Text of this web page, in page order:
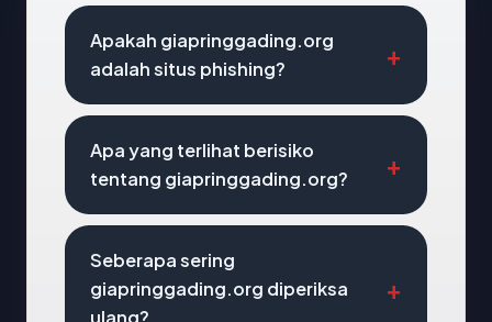
Apakah giapringgading.org
adalah situs phishing?
Apa yang terlihat berisiko
tentang giapringgading.org?
Seberapa sering
giapringgading.org diperiksa
ulang?